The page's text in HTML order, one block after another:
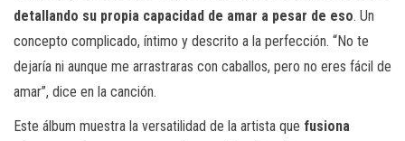
detallando su propia capacidad de amar a pesar de eso. Un
concepto complicado, íntimo y descrito a la perfección. “No te
dejaría ni aunque me arrastraras con caballos, pero no eres fácil de
amar”, dice en la canción.
Este álbum muestra la versatilidad de la artista que fusiona